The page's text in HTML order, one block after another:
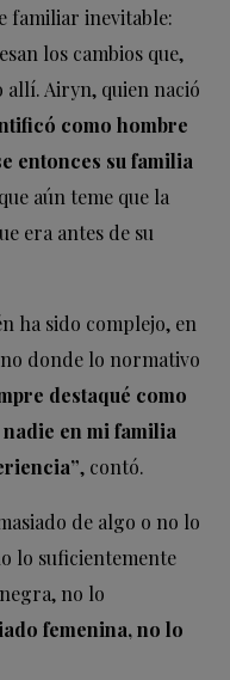
familiar inevitable:
los cambios que,
allí. Airyn, quien nació
como hombre
entonces su familia
aún teme que la
era antes de su
ha sido complejo, en
donde lo normativo
destaqué como
en mi familia
, contó.
de algo o no lo
lo suficientemente
no lo
femenina, no lo